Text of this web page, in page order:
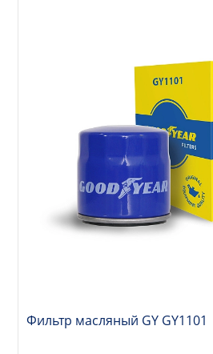
Фильтр масляный GY GY1101